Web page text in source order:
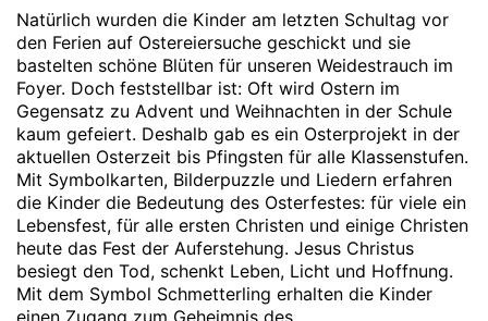
Natürlich wurden die Kinder am letzten Schultag vor
den Ferien auf Ostereiersuche geschickt und sie
bastelten schöne Blüten für unseren Weidestrauch im
Foyer. Doch feststellbar ist: Oft wird Ostern im
Gegensatz zu Advent und Weihnachten in der Schule
kaum gefeiert. Deshalb gab es ein Osterprojekt in der
aktuellen Osterzeit bis Pfingsten für alle Klassenstufen.
Mit Symbolkarten, Bilderpuzzle und Liedern erfahren
die Kinder die Bedeutung des Osterfestes: für viele ein
Lebensfest, für alle ersten Christen und einige Christen
heute das Fest der Auferstehung. Jesus Christus
besiegt den Tod, schenkt Leben, Licht und Hoffnung.
Mit dem Symbol Schmetterling erhalten die Kinder
einen Zugang zum Geheimnis des